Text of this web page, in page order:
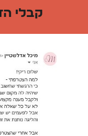
קבלי